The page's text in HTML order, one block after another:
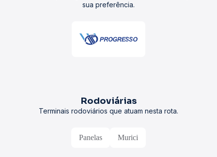
sua preferência.
Rodoviárias
Terminais rodoviários que atuam nesta rota.
Panelas Murici